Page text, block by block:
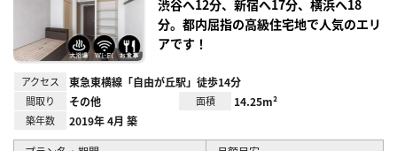
渋谷へ12分、新宿へ17分、横浜へ18
分。都内屈指の高級住宅地で人気のエリ
アです！
アクセス 東急東横線「自由が丘駅」徒歩14分
間取り その他 面積 14.25m²
築年数 2019年 4月 築